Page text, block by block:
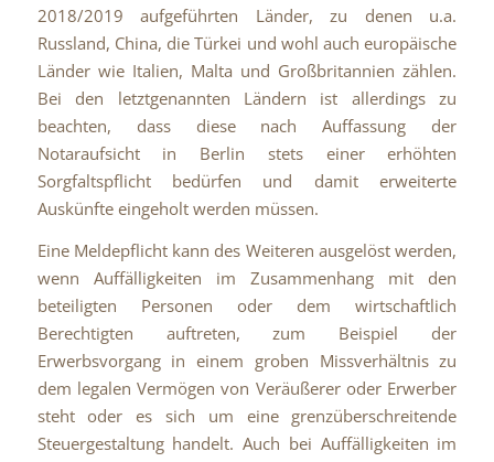
2018/2019 aufgeführten Länder, zu denen u.a.
Russland, China, die Türkei und wohl auch europäische
Länder wie Italien, Malta und Großbritannien zählen.
Bei den letztgenannten Ländern ist allerdings zu
beachten, dass diese nach Auffassung der
Notaraufsicht in Berlin stets einer erhöhten
Sorgfaltspflicht bedürfen und damit erweiterte
Auskünfte eingeholt werden müssen.
Eine Meldepflicht kann des Weiteren ausgelöst werden,
wenn Auffälligkeiten im Zusammenhang mit den
beteiligten Personen oder dem wirtschaftlich
Berechtigten auftreten, zum Beispiel der
Erwerbsvorgang in einem groben Missverhältnis zu
dem legalen Vermögen von Veräußerer oder Erwerber
steht oder es sich um eine grenzüberschreitende
Steuergestaltung handelt. Auch bei Auffälligkeiten im